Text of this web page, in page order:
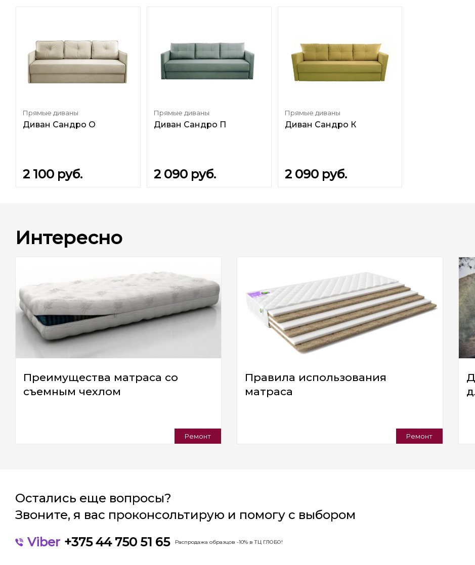
Прямые диваны
Диван Сандро О
2 100 руб.
Прямые диваны
Диван Сандро П
2 090 руб.
Прямые диваны
Диван Сандро К
2 090 руб.
Интересно
Преимущества матраса со
съемным чехлом
Ремонт
Правила использования
матраса
Ремонт
Остались еще вопросы?
Звоните, я вас проконсольтирую и помогу с выбором
Viber +375 44 750 51 65 Распродажа образцов -10% в ТЦ ГЛОБО!